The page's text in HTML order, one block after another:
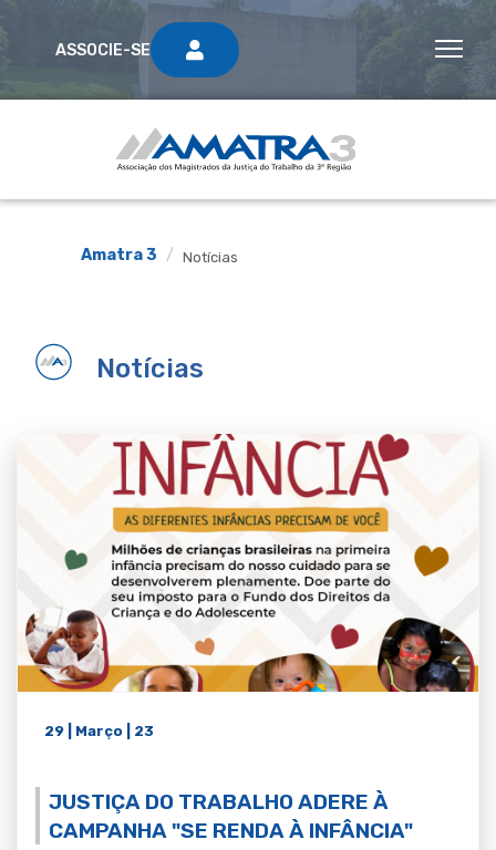
ASSOCIE-SE
Amatra 3 Notícias
Notícias
29 | Março | 23
JUSTIÇA DO TRABALHO ADERE À
CAMPANHA "SE RENDA À INFÂNCIA"